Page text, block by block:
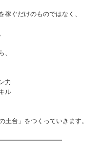
稼ぐだけのものではなく、
、
力
ル
土台」をつくっていきます。